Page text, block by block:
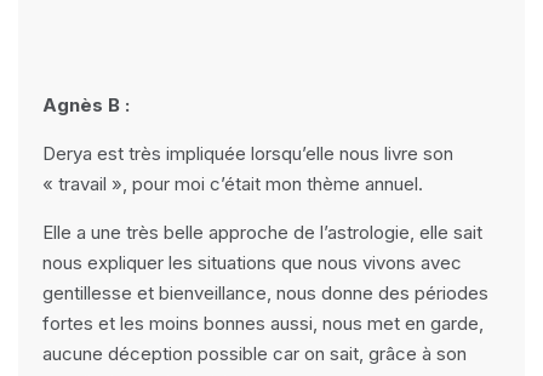
Agnès B :
Derya est très impliquée lorsqu’elle nous livre son
« travail », pour moi c’était mon thème annuel.
Elle a une très belle approche de l’astrologie, elle sait
nous expliquer les situations que nous vivons avec
gentillesse et bienveillance, nous donne des périodes
fortes et les moins bonnes aussi, nous met en garde,
aucune déception possible car on sait, grâce à son